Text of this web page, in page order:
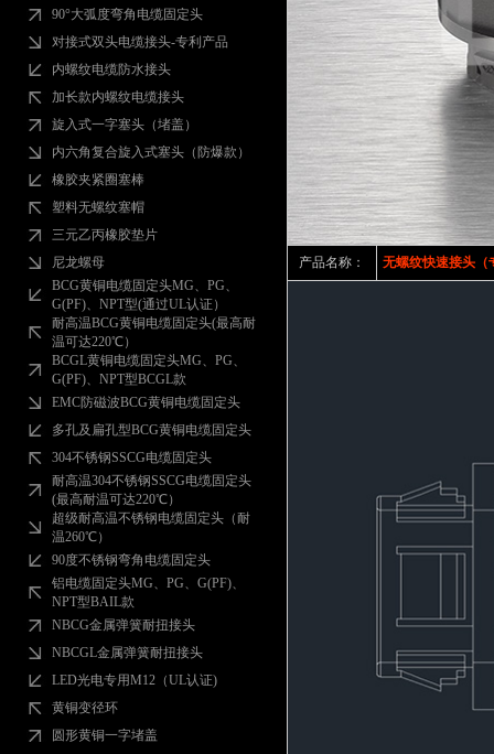
90°大弧度弯角电缆固定头
对接式双头电缆接头-专利产品
内螺纹电缆防水接头
加长款内螺纹电缆接头
旋入式一字塞头（堵盖）
内六角复合旋入式塞头（防爆款）
橡胶夹紧圈塞棒
塑料无螺纹塞帽
三元乙丙橡胶垫片
尼龙螺母
BCG黄铜电缆固定头MG、PG、
G(PF)、NPT型(通过UL认证）
耐高温BCG黄铜电缆固定头(最高耐
温可达220℃）
BCGL黄铜电缆固定头MG、PG、
G(PF)、NPT型BCGL款
EMC防磁波BCG黄铜电缆固定头
多孔及扁孔型BCG黄铜电缆固定头
304不锈钢SSCG电缆固定头
耐高温304不锈钢SSCG电缆固定头
(最高耐温可达220℃）
超级耐高温不锈钢电缆固定头（耐
温260℃）
90度不锈钢弯角电缆固定头
铝电缆固定头MG、PG、G(PF)、
NPT型BAIL款
NBCG金属弹簧耐扭接头
NBCGL金属弹簧耐扭接头
LED光电专用M12（UL认证)
黄铜变径环
圆形黄铜一字堵盖
产品名称： 无螺纹快速接头（